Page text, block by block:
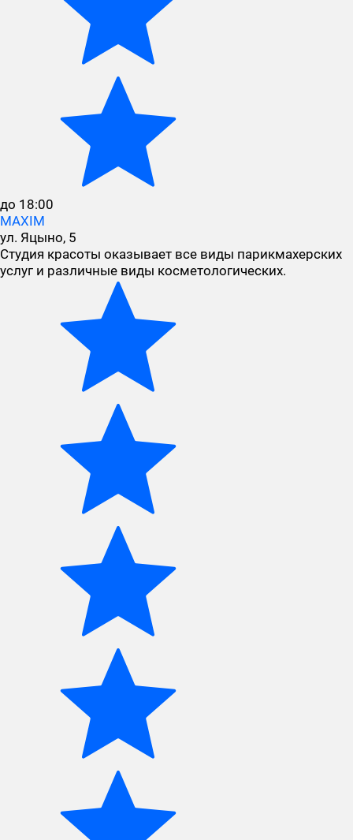
до 18:00
MAXIM
ул. Яцыно, 5
Студия красоты оказывает все виды парикмахерских
услуг и различные виды косметологических.